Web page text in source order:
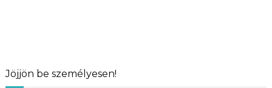
Jöjjön be személyesen!